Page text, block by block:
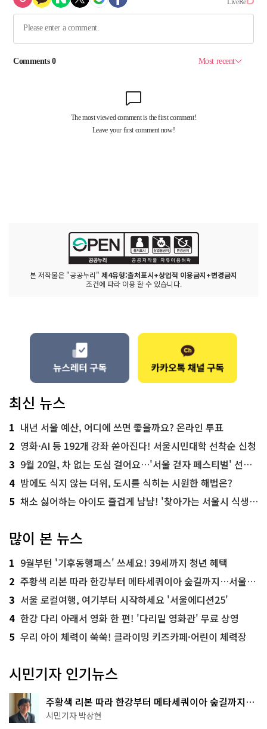
본 저작물은 "공공누리" 제4유형:출처표시+상업적 이용금지+변경금지
조건에 따라 이용 할 수 있습니다.
최신 뉴스
1 내년 서울 예산, 어디에 쓰면 좋을까요? 온라인 투표
2 영화·AI 등 192개 강좌 쏟아진다! 서울시민대학 선착순 신청
3 9월 20일, 차 없는 도심 걸어요…'서울 걷자 페스티벌' 선착순 5천명
4 밤에도 식지 않는 더위, 도시를 식히는 시원한 해법은?
5 채소 싫어하는 아이도 즐겁게 냠냠! '찾아가는 서울시 식생활 교육' 현장
많이 본 뉴스
1 9월부턴 '기후동행패스' 쓰세요! 39세까지 청년 혜택
2 주황색 리본 따라 한강부터 메타세쿼이아 숲길까지…서울둘레길 15코스
3 서울 로컬여행, 여기부터 시작하세요 '서울에디션25'
4 한강 다리 아래서 영화 한 편! '다리밑 영화관' 무료 상영
5 우리 아이 체력이 쑥쑥! 클라이밍 키즈카페·어린이 체력장
시민기자 인기뉴스
주황색 리본 따라 한강부터 메타세쿼이아 숲길까지…
서울둘레길 15코스
시민기자 박상현